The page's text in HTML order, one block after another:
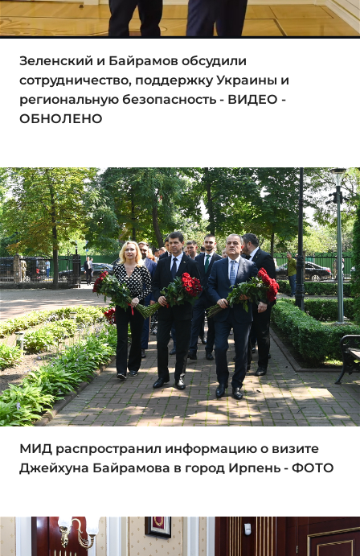
Зеленский и Байрамов обсудили
сотрудничество, поддержку Украины и
региональную безопасность - ВИДЕО -
ОБНОЛЕНО
МИД распространил информацию о визите
Джейхуна Байрамова в город Ирпень - ФОТО